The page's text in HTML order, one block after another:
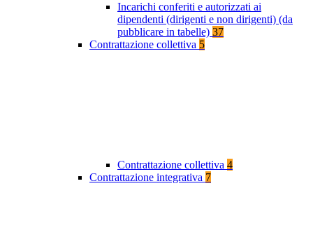
Incarichi conferiti e autorizzati ai
dipendenti (dirigenti e non dirigenti) (da
pubblicare in tabelle) 37
Contrattazione collettiva 5
Contrattazione collettiva 4
Contrattazione integrativa 7